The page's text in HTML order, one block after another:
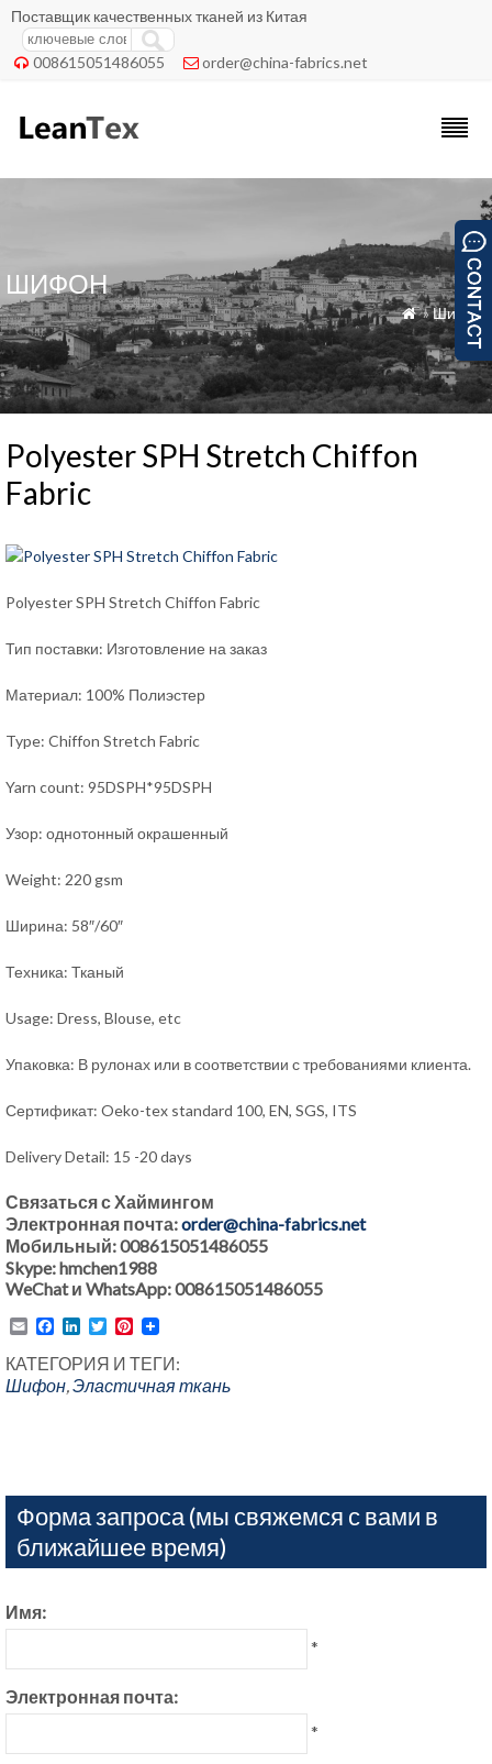
Поставщик качественных тканей из Китая
 008615051486055  order@china-fabrics.net
ШИФОН
 »Шифон
Polyester SPH Stretch Chiffon
Fabric
Polyester SPH Stretch Chiffon Fabric
Тип поставки: Изготовление на заказ
Материал: 100% Полиэстер
Type: Chiffon Stretch Fabric
Yarn count: 95DSPH*95DSPH
Узор: однотонный окрашенный
Weight: 220 gsm
Ширина: 58″/60″
Техника: Тканый
Usage: Dress, Blouse, etc
Упаковка: В рулонах или в соответствии с требованиями клиента.
Сертификат: Oeko-tex standard 100, EN, SGS, ITS
Delivery Detail: 15 -20 days
Связаться с Хаймингом
Электронная почта:order@china-fabrics.net
Мобильный: 008615051486055
Skype: hmchen1988
WeChat и WhatsApp: 008615051486055
EmailFacebook
LinkedIn
TwitterPinterest
КАТЕГОРИЯ И ТЕГИ:
Шифон,Эластичная ткань
Форма запроса (мы свяжемся с вами в
ближайшее время)
Имя:
*
Электронная почта:
*